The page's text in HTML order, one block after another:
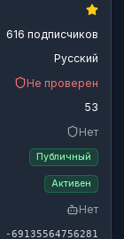
616 подписчиков
Русский
Не проверен
53
Нет
Публичный
Активен
Нет
-69135564756281